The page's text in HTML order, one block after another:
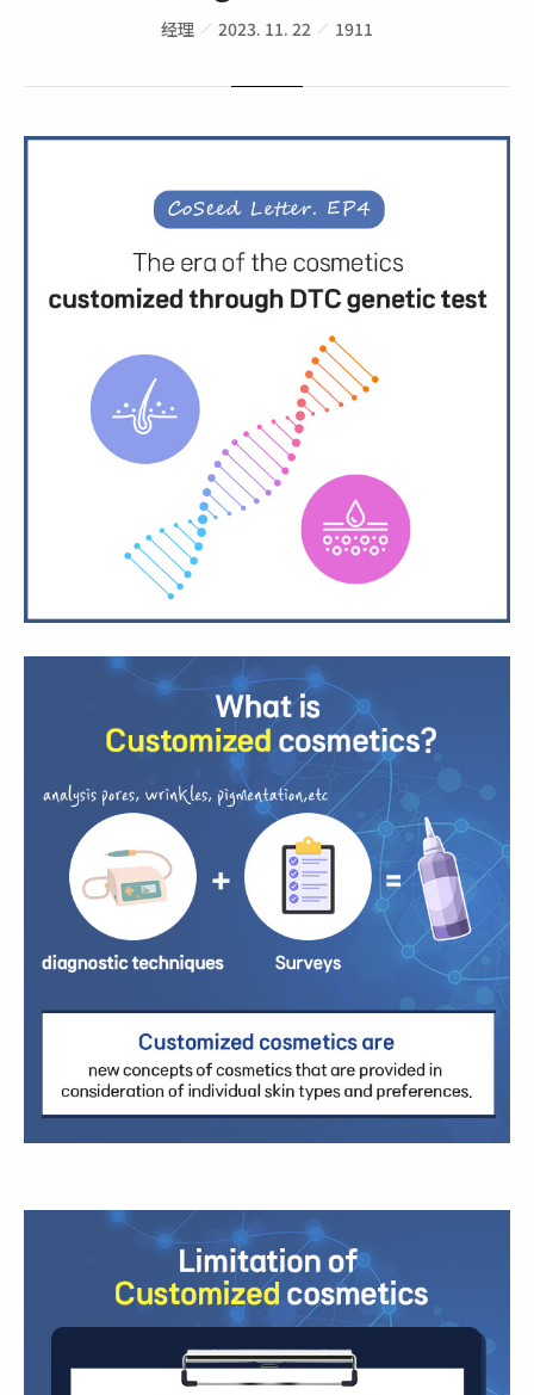
经理 2023. 11. 22 1911